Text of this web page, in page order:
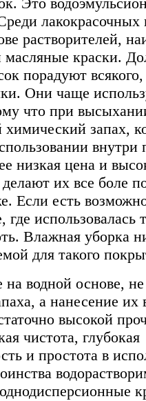
лакокрасочных
растворителей,
краски.
порадуют
Они чаще
что при
запах,
низкая цена и
делают их все боле
Если есть
использовалась
Влажная уборка
для такого
на водной основе,
а нанесение их
высокой
чистота, глубокая
и простота в